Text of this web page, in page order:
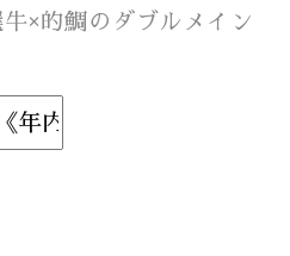
×的鯛のダブルメイン